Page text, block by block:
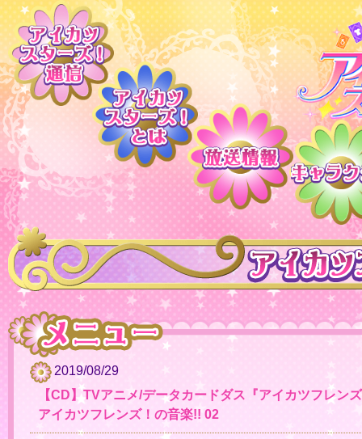
2019/08/29
【CD】TVアニメ/データカードダス『アイカツフレン
アイカツフレンズ！の音楽!! 02